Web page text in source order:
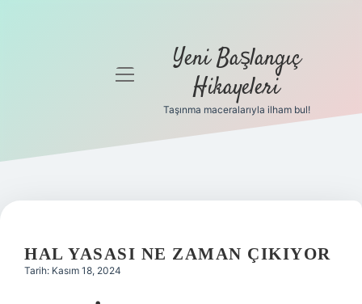
Gizlilik
Hakkımızda
menüyü
Yeni Başlangıç
Hikayeleri
Taşınma maceralarıyla ilham bul!
HAL YASASI NE ZAMAN ÇIKIYOR
Tarih: Kasım 18, 2024